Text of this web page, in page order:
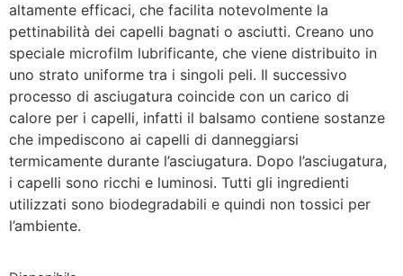
altamente efficaci, che facilita notevolmente la
pettinabilità dei capelli bagnati o asciutti. Creano uno
speciale microfilm lubrificante, che viene distribuito in
uno strato uniforme tra i singoli peli. Il successivo
processo di asciugatura coincide con un carico di
calore per i capelli, infatti il balsamo contiene sostanze
che impediscono ai capelli di danneggiarsi
termicamente durante l’asciugatura. Dopo l’asciugatura,
i capelli sono ricchi e luminosi. Tutti gli ingredienti
utilizzati sono biodegradabili e quindi non tossici per
l’ambiente.